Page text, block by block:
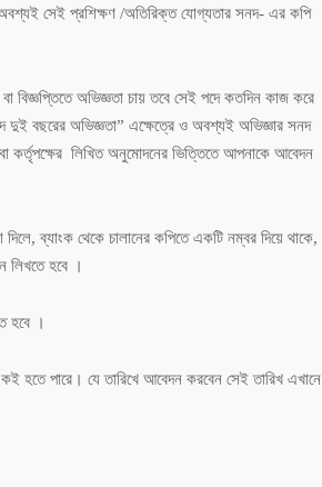
সেই প্রশিক্ষণ /অতিরিক্ত যোগ্যতার সনদ- এর কপি
বিজ্ঞপ্তিতে অভিজ্ঞতা চায় তবে সেই পদে কতদিন কাজ করে
দুই বছরের অভিজ্ঞতা” এক্ষেত্রে ও অবশ্যই অভিজ্ঞার সনদ
কর্তৃপক্ষের লিখিত অনুমোদনের ভিত্তিতে আপনাকে আবেদন
ব্যাংক থেকে চালানের কপিতে একটি নম্বর দিয়ে থাকে,
লিখতে হবে ।
হবে ।
হতে পারে। যে তারিখে আবেদন করবেন সেই তারিখ এখানে